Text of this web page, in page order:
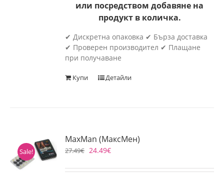
или посредством добавяне на
продукт в количка.
✔ Дискретна опаковка ✔ Бърза доставка
✔ Проверен производител ✔ Плащане
при получаване
Купи Детайли
Sale!
MaxMan (МаксМен)
27.49€ 24.49€